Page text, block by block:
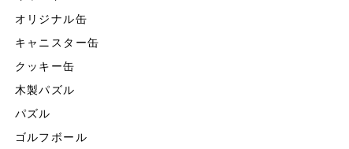
オリジナル缶
キャニスター缶
クッキー缶
木製パズル
パズル
ゴルフボール